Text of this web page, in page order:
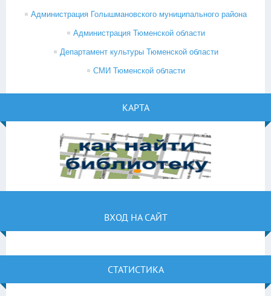
Администрация Голышмановского муниципального района
Администрация Тюменской области
Департамент культуры Тюменской области
СМИ Тюменской области
КАРТА
ВХОД НА САЙТ
СТАТИСТИКА